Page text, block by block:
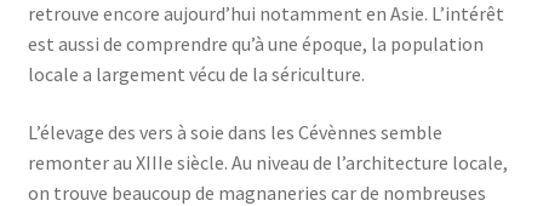
retrouve encore aujourd’hui notamment en Asie. L’intérêt
est aussi de comprendre qu’à une époque, la population
locale a largement vécu de la sériculture.
L’élevage des vers à soie dans les Cévènnes semble
remonter au XIIIe siècle. Au niveau de l’architecture locale,
on trouve beaucoup de magnaneries car de nombreuses